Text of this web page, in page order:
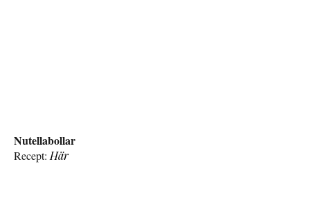
Nutellabollar
Recept: Här